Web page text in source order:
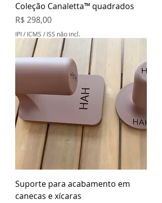
Coleção Canaletta™ quadrados
Preço
R$ 298,00
IPI / ICMS / ISS não incl.
Suporte para acabamento em
canecas e xícaras